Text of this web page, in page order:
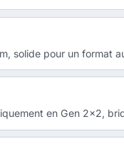
solide pour un format
en Gen 2x2,